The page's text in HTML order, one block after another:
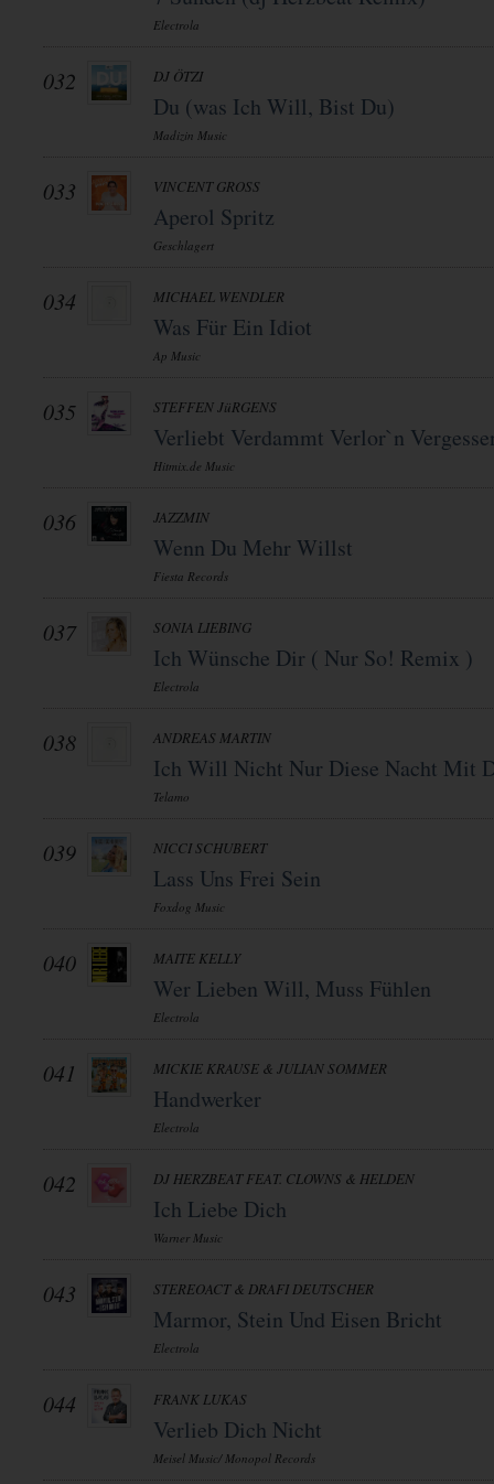
Electrola
032 DJ ÖTZI
Du (was Ich Will, Bist Du)
Madizin Music
033 VINCENT GROSS
Aperol Spritz
Geschlagert
034 MICHAEL WENDLER
Was Für Ein Idiot
Ap Music
035 STEFFEN JüRGENS
Verliebt Verdammt Verlor`n
Hitmix.de Music
036 JAZZMIN
Wenn Du Mehr Willst
Fiesta Records
037 SONIA LIEBING
Ich Wünsche Dir ( Nur So! Remix )
Electrola
038 ANDREAS MARTIN
Ich Will Nicht Nur Diese Nacht Mit
Telamo
039 NICCI SCHUBERT
Lass Uns Frei Sein
Foxdog Music
040 MAITE KELLY
Wer Lieben Will, Muss Fühlen
Electrola
041 MICKIE KRAUSE & JULIAN SOMMER
Handwerker
Electrola
042 DJ HERZBEAT FEAT. CLOWNS & HELDEN
Ich Liebe Dich
Warner Music
043 STEREOACT & DRAFI DEUTSCHER
Marmor, Stein Und Eisen Bricht
Electrola
044 FRANK LUKAS
Verlieb Dich Nicht
Meisel Music/ Monopol Records